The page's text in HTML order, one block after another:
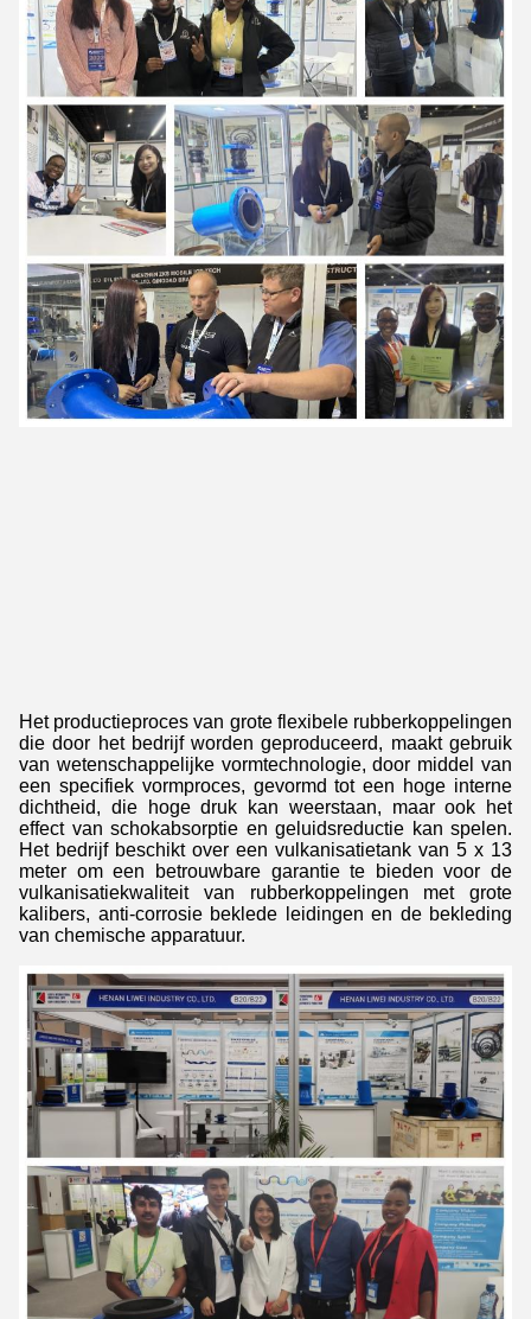
Het productieproces van grote flexibele rubberkoppelingen
die door het bedrijf worden geproduceerd, maakt gebruik
van wetenschappelijke vormtechnologie, door middel van
een specifiek vormproces, gevormd tot een hoge interne
dichtheid, die hoge druk kan weerstaan, maar ook het
effect van schokabsorptie en geluidsreductie kan spelen.
Het bedrijf beschikt over een vulkanisatietank van 5 x 13
meter om een betrouwbare garantie te bieden voor de
vulkanisatiekwaliteit van rubberkoppelingen met grote
kalibers, anti-corrosie beklede leidingen en de bekleding
van chemische apparatuur.